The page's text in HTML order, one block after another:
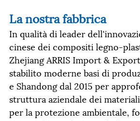
La nostra fabbrica
In qualità di leader
cinese dei compositi legno-
Zhejiang ARRIS Import &
stabilito moderne basi di
e Shandong dal 2015 per
struttura aziendale dei
per la protezione ambientale,